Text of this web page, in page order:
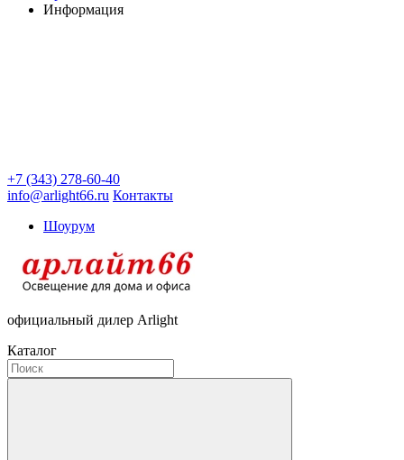
Информация
+7 (343) 278-60-40
info@arlight66.ru Контакты
Шоурум
официальный дилер Arlight
Каталог